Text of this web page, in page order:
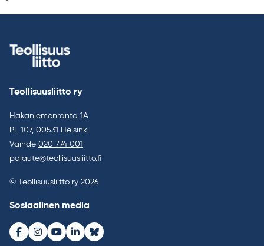
Teollisuusliitto ry
Hakaniemenranta 1A
PL 107, 00531 Helsinki
Vaihde 020 774 001
palaute@teollisuusliitto.fi
© Teollisuusliitto ry 2026
Sosiaalinen media
Facebook
Instagram
Youtube
LinkedInBluesky